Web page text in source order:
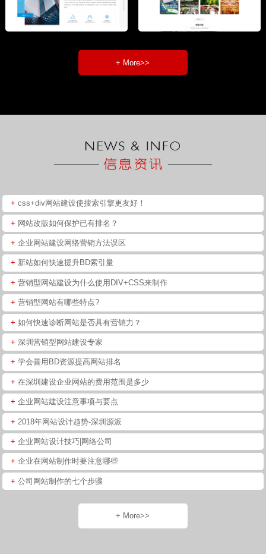
+ More>>
+ css+div网站建设使搜索引擎更友好！
+ 网站改版如何保护已有排名？
+ 企业网站建设网络营销方法误区
+ 新站如何快速提升BD索引量
+ 营销型网站建设为什么使用DIV+CSS来制作
+ 营销型网站有哪些特点?
+ 如何快速诊断网站是否具有营销力？
+ 深圳营销型网站建设专家
+ 学会善用BD资源提高网站排名
+ 在深圳建设企业网站的费用范围是多少
+ 企业网站建设注意事项与要点
+ 2018年网站设计趋势-深圳源派
+ 企业网站设计技巧|网络公司
+ 企业在网站制作时要注意哪些
+ 公司网站制作的七个步骤
+ More>>